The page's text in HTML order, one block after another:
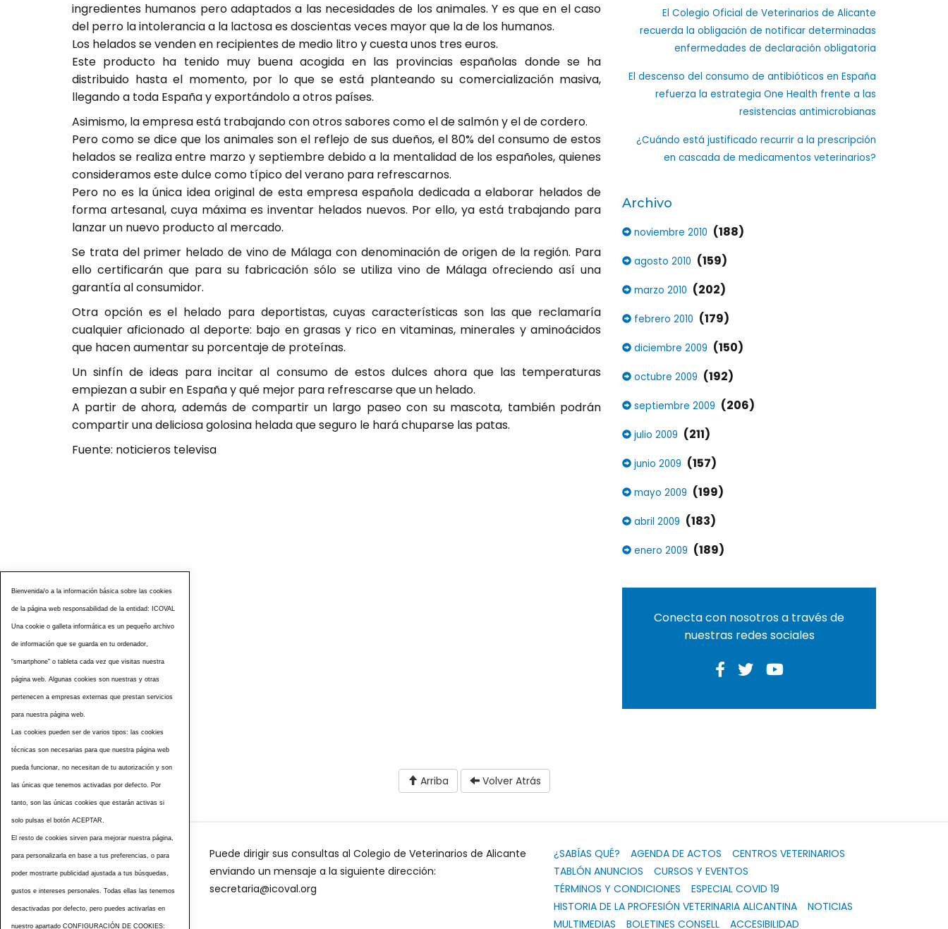
ingredientes humanos pero adaptados a las necesidades de los animales. Y es que en el caso
del perro la intolerancia a la lactosa es doscientas veces mayor que la de los humanos.
Los helados se venden en recipientes de medio litro y cuesta unos tres euros.
Este producto ha tenido muy buena acogida en las provincias españolas donde se ha
distribuido hasta el momento, por lo que se está planteando su comercialización masiva,
llegando a toda España y exportándolo a otros países.
Asimismo, la empresa está trabajando con otros sabores como el de salmón y el de cordero.
Pero como se dice que los animales son el reflejo de sus dueños, el 80% del consumo de estos
helados se realiza entre marzo y septiembre debido a la mentalidad de los españoles, quienes
consideramos este dulce como típico del verano para refrescarnos.
Pero no es la única idea original de esta empresa española dedicada a elaborar helados de
forma artesanal, cuya máxima es inventar helados nuevos. Por ello, ya está trabajando para
lanzar un nuevo producto al mercado.
Se trata del primer helado de vino de Málaga con denominación de origen de la región. Para
ello certificarán que para su fabricación sólo se utiliza vino de Málaga ofreciendo así una
garantía al consumidor.
Otra opción es el helado para deportistas, cuyas características son las que reclamaría
cualquier aficionado al deporte: bajo en grasas y rico en vitaminas, minerales y aminoácidos
que hacen aumentar su porcentaje de proteínas.
Un sinfín de ideas para incitar al consumo de estos dulces ahora que las temperaturas
empiezan a subir en España y qué mejor para refrescarse que un helado.
A partir de ahora, además de compartir un largo paseo con su mascota, también podrán
compartir una deliciosa golosina helada que seguro le hará chuparse las patas.
Fuente: noticieros televisa
El Colegio Oficial de Veterinarios de Alicante
recuerda la obligación de notificar determinadas
enfermedades de declaración obligatoria
El descenso del consumo de antibióticos en España
refuerza la estrategia One Health frente a las
resistencias antimicrobianas
¿Cuándo está justificado recurrir a la prescripción
en cascada de medicamentos veterinarios?
Archivo
noviembre 2010 (188)
agosto 2010 (159)
marzo 2010 (202)
febrero 2010 (179)
diciembre 2009 (150)
octubre 2009 (192)
septiembre 2009 (206)
julio 2009 (211)
junio 2009 (157)
mayo 2009 (199)
abril 2009 (183)
enero 2009 (189)
Conecta con nosotros a través de
nuestras redes sociales
Etiquetas
Arriba Volver Atrás
Puede dirigir sus consultas al Colegio de Veterinarios de Alicante
enviando un mensaje a la siguiente dirección:
secretaria@icoval.org
¿SABÍAS QUÉ? AGENDA DE ACTOS
CENTROS VETERINARIOS
TABLÓN ANUNCIOS
CURSOS Y EVENTOS
TÉRMINOS Y CONDICIONES
ESPECIAL COVID 19
HISTORIA DE LA PROFESIÓN VETERINARIA ALICANTINA
NOTICIAS
MULTIMEDIAS
BOLETINES CONSELL ACCESIBILIDAD
Bienvenida/o a la información básica sobre las cookies
de la página web responsabilidad de la entidad: ICOVAL
Una cookie o galleta informática es un pequeño archivo
de información que se guarda en tu ordenador,
“smartphone” o tableta cada vez que visitas nuestra
página web. Algunas cookies son nuestras y otras
pertenecen a empresas externas que prestan servicios
para nuestra página web.
Las cookies pueden ser de varios tipos: las cookies
técnicas son necesarias para que nuestra página web
pueda funcionar, no necesitan de tu autorización y son
las únicas que tenemos activadas por defecto. Por
tanto, son las únicas cookies que estarán activas si
solo pulsas el botón ACEPTAR.
El resto de cookies sirven para mejorar nuestra página,
para personalizarla en base a tus preferencias, o para
poder mostrarte publicidad ajustada a tus búsquedas,
gustos e intereses personales. Todas ellas las tenemos
desactivadas por defecto, pero puedes activarlas en
nuestro apartado CONFIGURACIÓN DE COOKIES: